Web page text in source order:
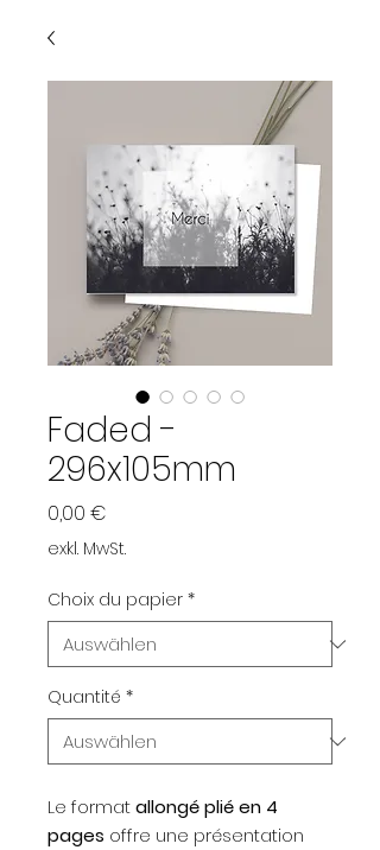
Faded -
296x105mm
0,00 €
exkl. MwSt.
Choix du papier *
Quantité *
Le formatallongé plié en 4
pages offre une présentation